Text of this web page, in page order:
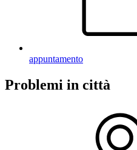
appuntamento
Problemi in città